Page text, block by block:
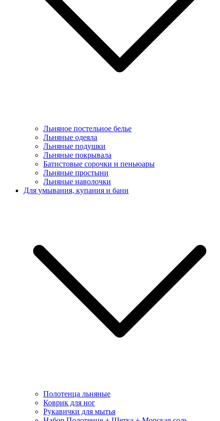
Льняное постельное белье
Льняные одеяла
Льняные подушки
Льняные покрывала
Батистовые сорочки и пеньюары
Льняные простыни
Льняные наволочки
Для умывания, купания и бани
Полотенца льняные
Коврик для ног
Рукавички для мытья